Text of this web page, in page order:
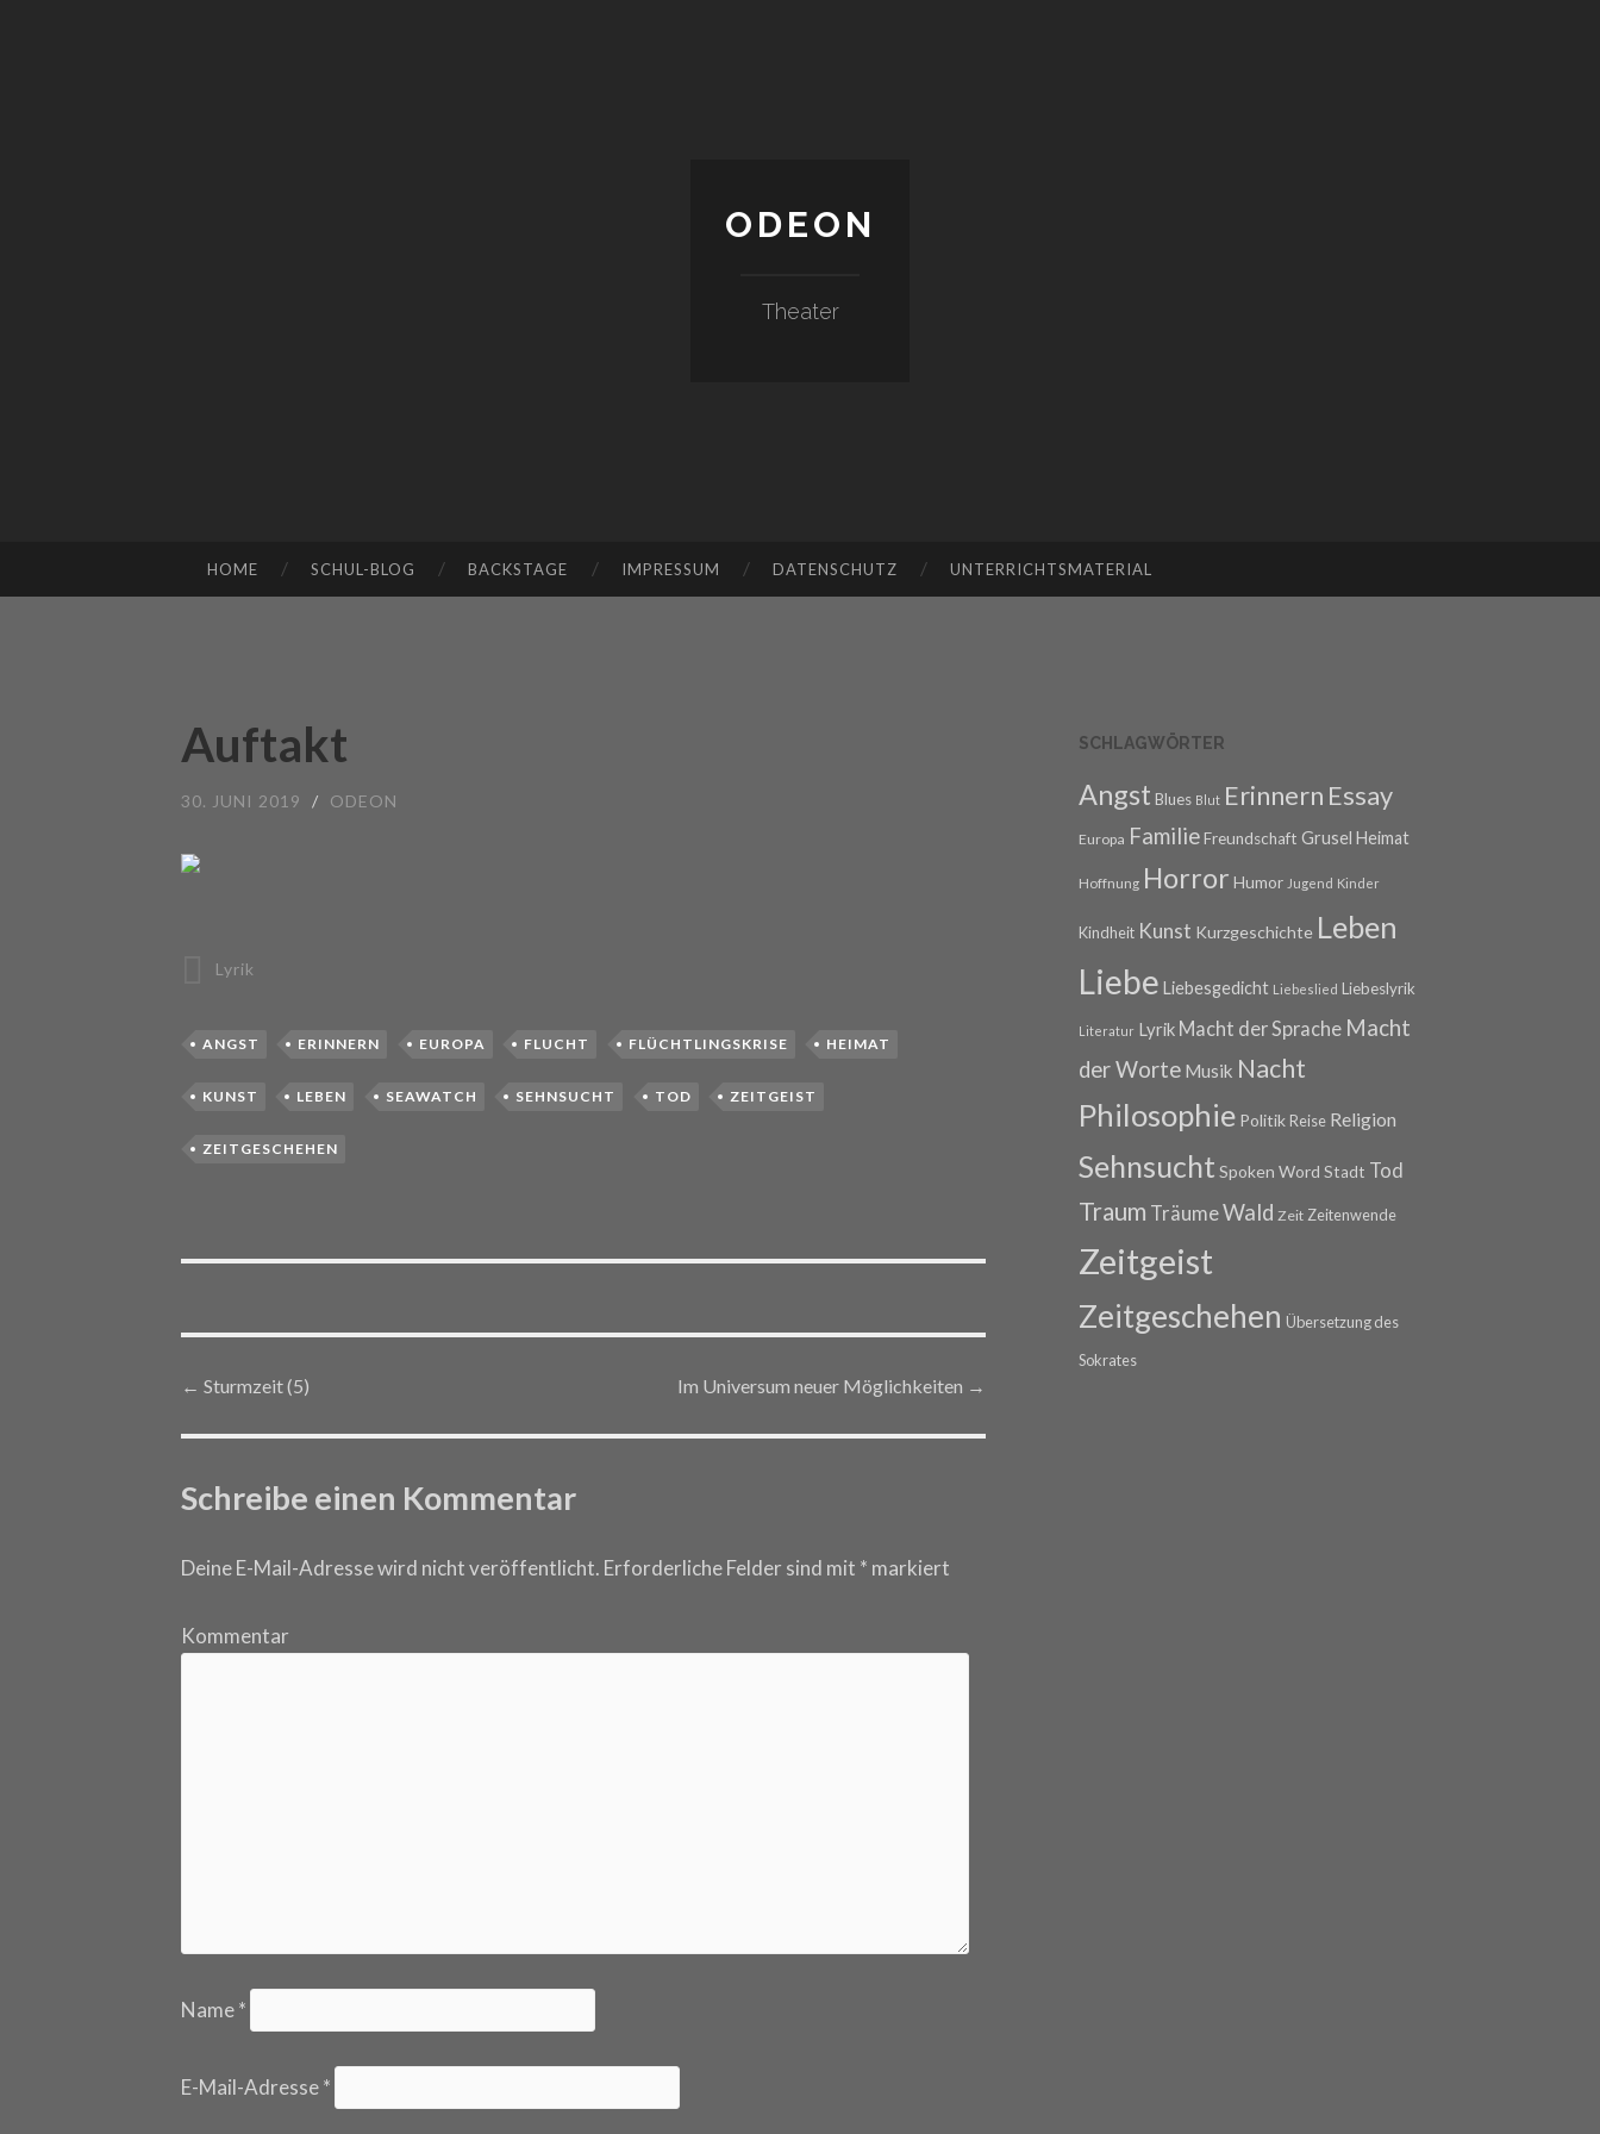
ODEON
Theater
HOME SCHUL-BLOG BACKSTAGE IMPRESSUM DATENSCHUTZ UNTERRICHTSMATERIAL
Auftakt
30. JUNI 2019 / ODEON
Lyrik
ANGST ERINNERN EUROPA FLUCHT FLÜCHTLINGSKRISE HEIMAT
KUNST LEBEN SEAWATCH SEHNSUCHT TOD ZEITGEIST
ZEITGESCHEHEN
Post navigation
← Sturmzeit (5) Im Universum neuer Möglichkeiten →
Schreibe einen Kommentar
Deine E-Mail-Adresse wird nicht veröffentlicht. Erforderliche Felder sind mit * markiert
Kommentar
Name*
E-Mail-Adresse*
SCHLAGWÖRTER
Angst Blues Blut Erinnern Essay
Europa FamilieFreundschaft Grusel Heimat
Hoffnung Horror Humor Jugend Kinder
Kindheit Kunst Kurzgeschichte Leben
Liebe Liebesgedicht Liebeslied Liebeslyrik
Literatur Lyrik Macht der Sprache Macht
der Worte Musik Nacht
Philosophie Politik Reise Religion
Sehnsucht Spoken Word Stadt Tod
Traum TräumeWald Zeit Zeitenwende
Zeitgeist
Zeitgeschehen Übersetzung des
Sokrates